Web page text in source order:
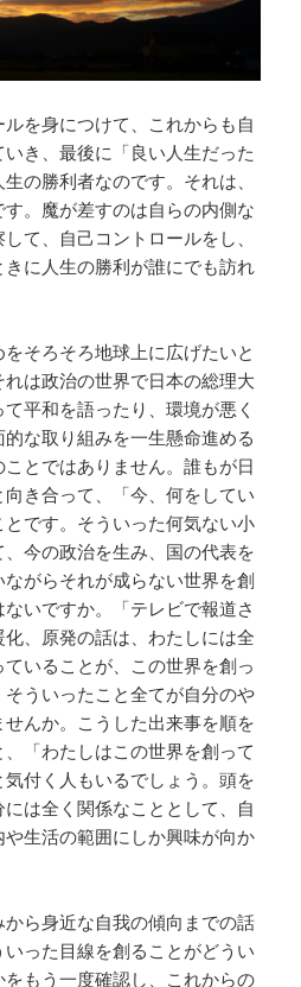
を身につけて、これからも自
き、最後に「良い人生だった
の勝利者なのです。それは、
。魔が差すのは自らの内側な
て、自己コントロールをし、
に人生の勝利が誰にでも訪れ
そろそろ地球上に広げたいと
は政治の世界で日本の総理大
平和を語ったり、環境が悪く
な取り組みを一生懸命進める
とではありません。誰もが日
き合って、「今、何をしてい
です。そういった何気ない小
今の政治を生み、国の代表を
がらそれが成らない世界を創
いですか。「テレビで報道さ
、原発の話は、わたしには全
いることが、この世界を創っ
ういったこと全てが自分のや
んか。こうした出来事を順を
「わたしはこの世界を創って
付く人もいるでしょう。頭を
は全く関係なこととして、自
生活の範囲にしか興味が向か
ら身近な自我の傾向までの話
った目線を創ることがどうい
もう一度確認し、これからの